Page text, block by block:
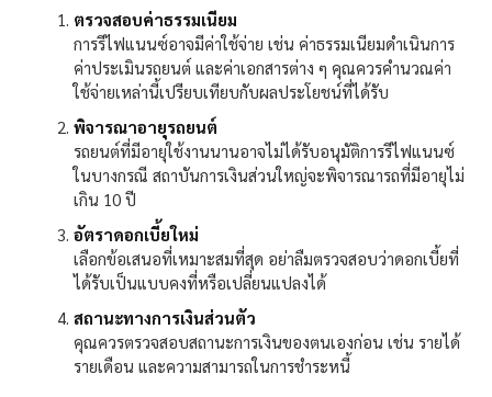
ตรวจสอบค่าธรรมเนียม
การรีไฟแนนซ์อาจมีค่าใช้จ่าย เช่น ค่าธรรมเนียมดำเนินการ
ค่าประเมินรถยนต์ และค่าเอกสารต่าง ๆ คุณควรคำนวณค่า
ใช้จ่ายเหล่านี้เปรียบเทียบกับผลประโยชน์ที่ได้รับ
พิจารณาอายุรถยนต์
รถยนต์ที่มีอายุใช้งานนานอาจไม่ได้รับอนุมัติการรีไฟแนนซ์
ในบางกรณี สถาบันการเงินส่วนใหญ่จะพิจารณารถที่มีอายุไม่
เกิน 10 ปี
อัตราดอกเบี้ยใหม่
เลือกข้อเสนอที่เหมาะสมที่สุด อย่าลืมตรวจสอบว่าดอกเบี้ยที่
ได้รับเป็นแบบคงที่หรือเปลี่ยนแปลงได้
สถานะทางการเงินส่วนตัว
คุณควรตรวจสอบสถานะการเงินของตนเองก่อน เช่น รายได้
รายเดือน และความสามารถในการชำระหนี้